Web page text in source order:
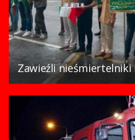
Zawieźli